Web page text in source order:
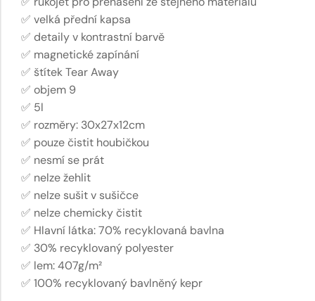
✅ velká přední kapsa
✅ detaily v kontrastní barvě
✅ magnetické zapínání
✅ štítek Tear Away
✅ objem 9
✅ 5l
✅ rozměry: 30x27x12cm
✅ pouze čistit houbičkou
✅ nesmí se prát
✅ nelze žehlit
✅ nelze sušit v sušičce
✅ nelze chemicky čistit
✅ Hlavní látka: 70% recyklovaná bavlna
✅ 30% recyklovaný polyester
✅ lem: 407g/m²
✅ 100% recyklovaný bavlněný kepr